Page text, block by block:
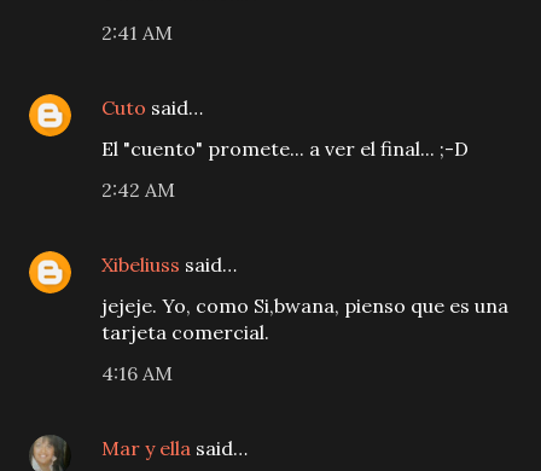
2:41 AM
Cuto said…
El "cuento" promete... a ver el final... ;-D
2:42 AM
Xibeliuss said…
jejeje. Yo, como Si,bwana, pienso que es una
tarjeta comercial.
4:16 AM
Mar y ella said…